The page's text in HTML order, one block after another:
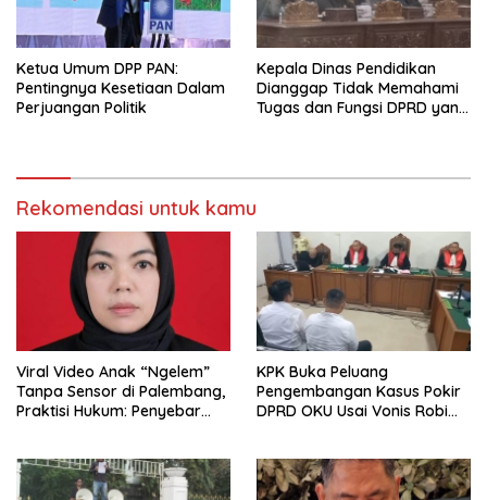
Ketua Umum DPP PAN:
Pentingnya Kesetiaan Dalam
Perjuangan Politik
Kepala Dinas Pendidikan
Dianggap Tidak Memahami
Tugas dan Fungsi DPRD yang
Rekomendasi untuk kamu
Viral Video Anak “Ngelem”
Tanpa Sensor di Palembang,
Praktisi Hukum: Penyebar
KPK Buka Peluang
Pengembangan Kasus Pokir
DPRD OKU Usai Vonis Robi